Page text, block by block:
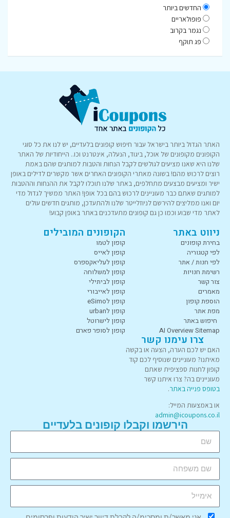
החדשים ביותר
פופולאריים
נגמר בקרוב
פג תוקף
האתר הגדול ביותר בישראל עבור חיפוש קופונים בלעדיים, יש לנו את כל סוגי
הקופונים מקופונים של אוכל, ביגוד, הנעלה, אינטרנט וכו.. הייחודיות של האתר
שלנו היא שאנו מציעים לגולשים לקבל הנחות והטבות למותגים שהם באמת
רוצים לרכוש מהם! בשונה מאתרי הקופונים האחרים אשר מקשרים לדילים באופן
ישיר ומציעים מבצעים מתחלפים, באתר שלנו תוכלו לקבל את ההנחות וההטבות
למותגים שאתם כבר מעוניינים לרכוש בהם בכל אופן! האתר ממשיך לגדול מדי
יום ואנו ממליצים להירשם לניוזלייטר שלנו ולהתעדכן, מותגים חדשים עולים
לאתר מדי שבוע וכמו כן גם קופונים מתעדכנים באתר באופן קבוע!
ניווט באתר
בחירת קופונים
לפי קטגוריה
לפי חנות / אתר
רשימת חנויות
צור קשר
מאמרים
הוספת קופון
מפת אתר
חיפוש באתר
AI Overview Sitemap
הקופונים המובילים
קופון לטמו
קופון לאייס
קופון לעליאקספרס
קופון למשלוחה
קופון לביתילי
קופון לאייבורי
קופון לeSimo
קופון לurban
קופון לישרוטל
קופון לסופר פארם
צרו עימנו קשר
האם יש לכם הערה, הצעה או בקשה
מאיתנו? מעוניינים שנוסיף לכם קוד
קופון לחנות ספציפית שאתם
מעוניינים בה? צרו איתנו קשר
בטופס פנייה באתר.
או באמצעות המייל:
admin@icoupons.co.il
הירשמו וקבלו קופונים בלעדיים